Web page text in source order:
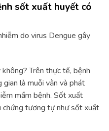
sốt xuất huyết có
do virus Dengue gây
Trên thực tế, bệnh
là muỗi vằn và phát
mầm bệnh. Sốt xuất
chứng tương tự như sốt xuất